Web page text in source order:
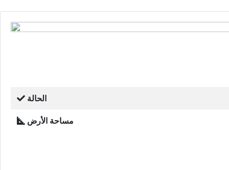
الحالة
مساحة الأرض